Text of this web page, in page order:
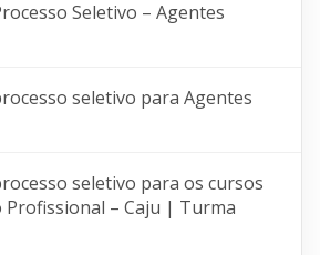
Seletivo – Agentes
seletivo para Agentes
seletivo para os cursos
Profissional – Caju | Turma